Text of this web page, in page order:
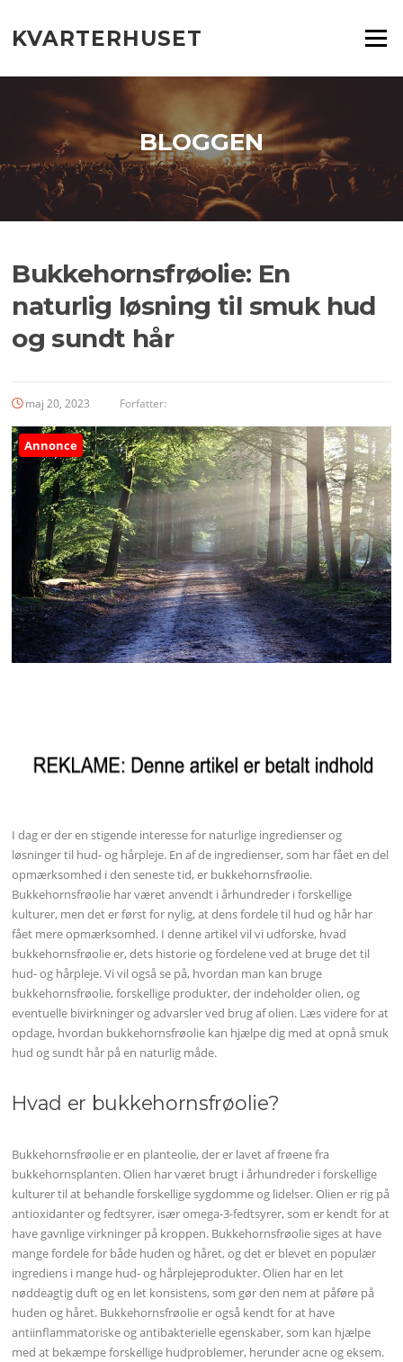
indhold
KVARTERHUSET Menu
BLOGGEN
Bukkehornsfrøolie: En
naturlig løsning til smuk hud
og sundt hår
maj 20, 2023 Forfatter:
Annonce
I dag er der en stigende interesse for naturlige ingredienser og
løsninger til hud- og hårpleje. En af de ingredienser, som har fået en del
opmærksomhed i den seneste tid, er bukkehornsfrøolie.
Bukkehornsfrøolie har været anvendt i århundreder i forskellige
kulturer, men det er først for nylig, at dens fordele til hud og hår har
fået mere opmærksomhed. I denne artikel vil vi udforske, hvad
bukkehornsfrøolie er, dets historie og fordelene ved at bruge det til
hud- og hårpleje. Vi vil også se på, hvordan man kan bruge
bukkehornsfrøolie, forskellige produkter, der indeholder olien, og
eventuelle bivirkninger og advarsler ved brug af olien. Læs videre for at
opdage, hvordan bukkehornsfrøolie kan hjælpe dig med at opnå smuk
hud og sundt hår på en naturlig måde.
Hvad er bukkehornsfrøolie?
Bukkehornsfrøolie er en planteolie, der er lavet af frøene fra
bukkehornsplanten. Olien har været brugt i århundreder i forskellige
kulturer til at behandle forskellige sygdomme og lidelser. Olien er rig på
antioxidanter og fedtsyrer, især omega-3-fedtsyrer, som er kendt for at
have gavnlige virkninger på kroppen. Bukkehornsfrøolie siges at have
mange fordele for både huden og håret, og det er blevet en populær
ingrediens i mange hud- og hårplejeprodukter. Olien har en let
nøddeagtig duft og en let konsistens, som gør den nem at påføre på
huden og håret. Bukkehornsfrøolie er også kendt for at have
antiinflammatoriske og antibakterielle egenskaber, som kan hjælpe
med at bekæmpe forskellige hudproblemer, herunder acne og eksem.